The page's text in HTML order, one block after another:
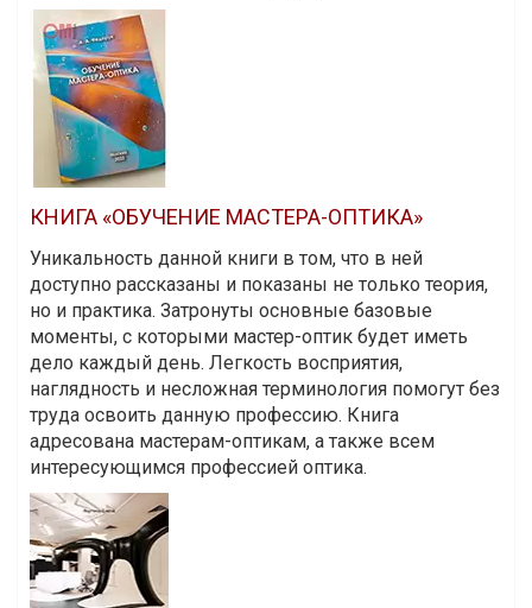
КНИГА «ОБУЧЕНИЕ МАСТЕРА-ОПТИКА»
Уникальность данной книги в том, что в ней
доступно рассказаны и показаны не только теория,
но и практика. Затронуты основные базовые
моменты, с которыми мастер-оптик будет иметь
дело каждый день. Легкость восприятия,
наглядность и несложная терминология помогут без
труда освоить данную профессию. Книга
адресована мастерам-оптикам, а также всем
интересующимся профессией оптика.